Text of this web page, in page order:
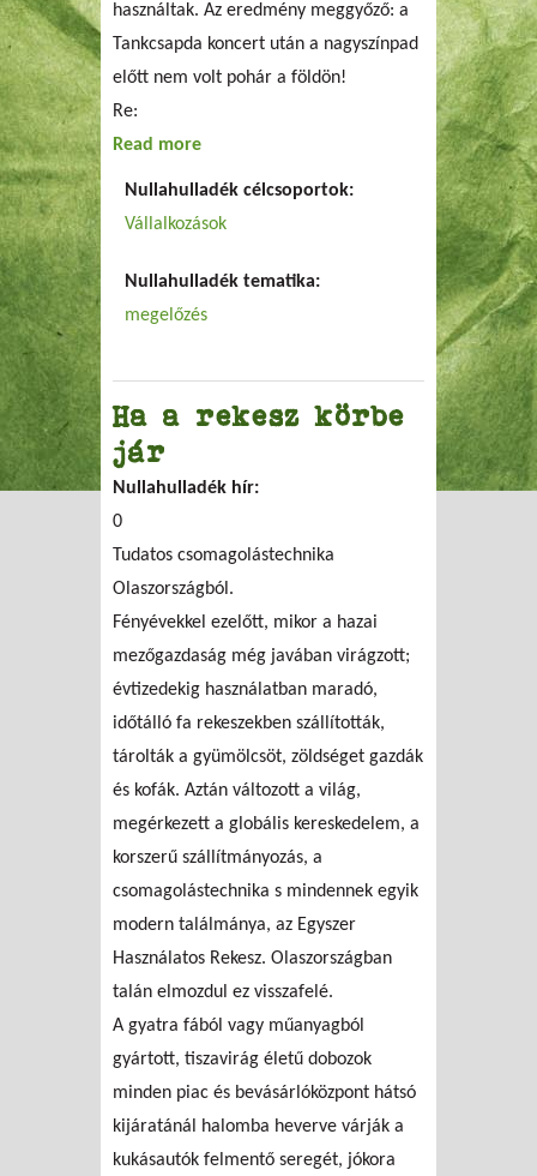
használtak. Az eredmény meggyőző: a
Tankcsapda koncert után a nagyszínpad
előtt nem volt pohár a földön!
Re:
Read more
Nullahulladék célcsoportok:
Vállalkozások
Nullahulladék tematika:
megelőzés
Ha a rekesz körbe
jár
Nullahulladék hír:
0
Tudatos csomagolástechnika
Olaszországból.
Fényévekkel ezelőtt, mikor a hazai
mezőgazdaság még javában virágzott;
évtizedekig használatban maradó,
időtálló fa rekeszekben szállították,
tárolták a gyümölcsöt, zöldséget gazdák
és kofák. Aztán változott a világ,
megérkezett a globális kereskedelem, a
korszerű szállítmányozás, a
csomagolástechnika s mindennek egyik
modern találmánya, az Egyszer
Használatos Rekesz. Olaszországban
talán elmozdul ez visszafelé.
A gyatra fából vagy műanyagból
gyártott, tiszavirág életű dobozok
minden piac és bevásárlóközpont hátsó
kijáratánál halomba heverve várják a
kukásautók felmentő seregét, jókora